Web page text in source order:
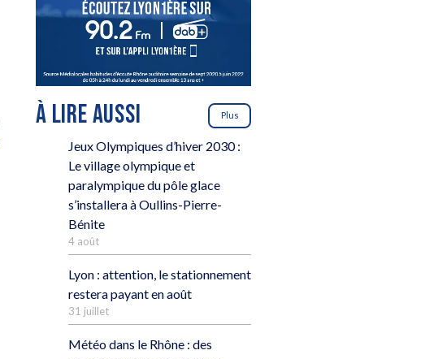
À LIRE AUSSI Plus
Jeux Olympiques d’hiver 2030 :
Le village olympique et
paralympique du pôle glace
s’installera à Oullins-Pierre-
Bénite
4 août
Lyon : attention, le stationnement
restera payant en août
31 juillet
Météo dans le Rhône : des